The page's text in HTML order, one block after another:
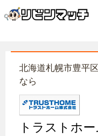
北海道札幌市豊平
なら
トラストホ